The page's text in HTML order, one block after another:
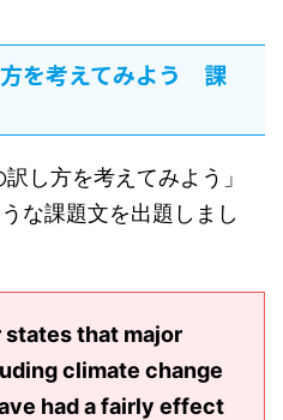
を考えてみよう 課
し方を考えてみよう」
な課題文を出題しまし
that major
climate change
had a fairly effect